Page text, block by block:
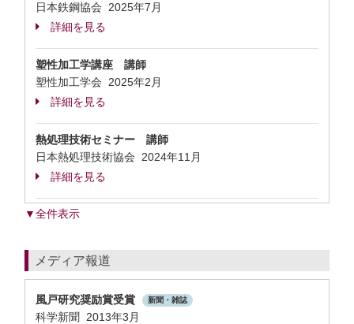
日本鉄鋼協会 2025年7月
詳細を見る
塑性加工学講座 講師
塑性加工学会 2025年2月
詳細を見る
熱処理技術セミナー 講師
日本熱処理技術協会 2024年11月
詳細を見る
▼全件表示
メディア報道
風戸研究奨励賞受賞 新聞・雑誌
科学新聞 2013年3月